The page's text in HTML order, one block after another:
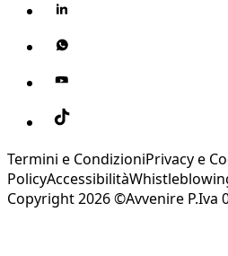
Termini e CondizioniPrivacy e
PolicyAccessibilità
Copyright 2026 ©Avvenire P.Iva